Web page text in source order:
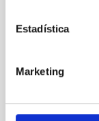
Estadística
Marketing
In a
we expect
cloud-scale
instead,